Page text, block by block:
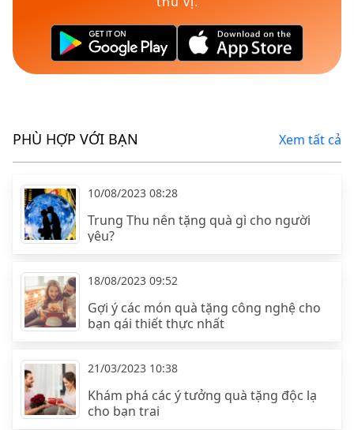
PHÙ HỢP VỚI BẠN Xem tất cả
10/08/2023 08:28
Trung Thu nên tặng quà gì cho người
yêu?
18/08/2023 09:52
Gợi ý các món quà tặng công nghệ cho
bạn gái thiết thực nhất
21/03/2023 10:38
Khám phá các ý tưởng quà tặng độc lạ
cho bạn trai